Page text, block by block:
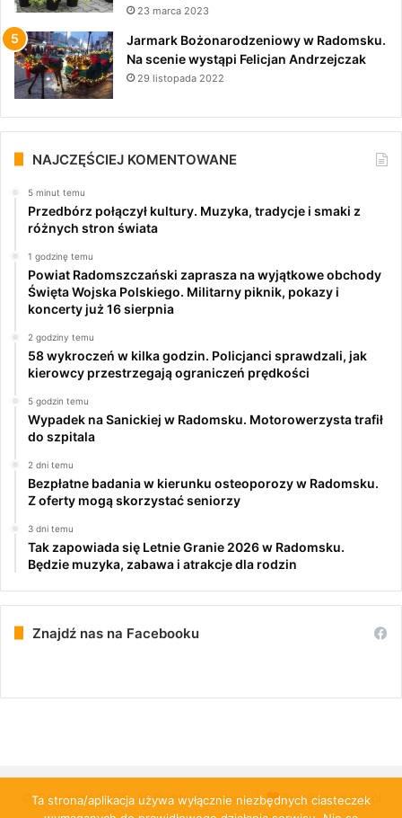
23 marca 2023
Jarmark Bożonarodzeniowy w Radomsku.
Na scenie wystąpi Felicjan Andrzejczak
29 listopada 2022
NAJCZĘŚCIEJ KOMENTOWANE
5 minut temu
Przedbórz połączył kultury. Muzyka, tradycje i smaki z
różnych stron świata
1 godzinę temu
Powiat Radomszczański zaprasza na wyjątkowe obchody
Święta Wojska Polskiego. Militarny piknik, pokazy i
koncerty już 16 sierpnia
2 godziny temu
58 wykroczeń w kilka godzin. Policjanci sprawdzali, jak
kierowcy przestrzegają ograniczeń prędkości
5 godzin temu
Wypadek na Sanickiej w Radomsku. Motorowerzysta trafił
do szpitala
2 dni temu
Bezpłatne badania w kierunku osteoporozy w Radomsku.
Z oferty mogą skorzystać seniorzy
3 dni temu
Tak zapowiada się Letnie Granie 2026 w Radomsku.
Będzie muzyka, zabawa i atrakcje dla rodzin
Znajdź nas na Facebooku
© Copyright 2026, All Rights Reserved | PulsRadomska.pl
Ta strona/aplikacja używa wyłącznie niezbędnych ciasteczek